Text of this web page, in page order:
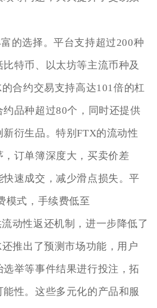
的选择。平台支持超过200种
特币、以太坊等主流币种及
合约交易支持高达101倍的杠
品种超过80个，同时还提供
衍生品。特别FTX的流动性
订单簿深度大，买卖价差
速成交，减少滑点损失。平
模式，手续费低至
动性返还机制，进一步降低了
推出了预测市场功能，用户
举等事件结果进行投注，拓
性。这些多元化的产品和服